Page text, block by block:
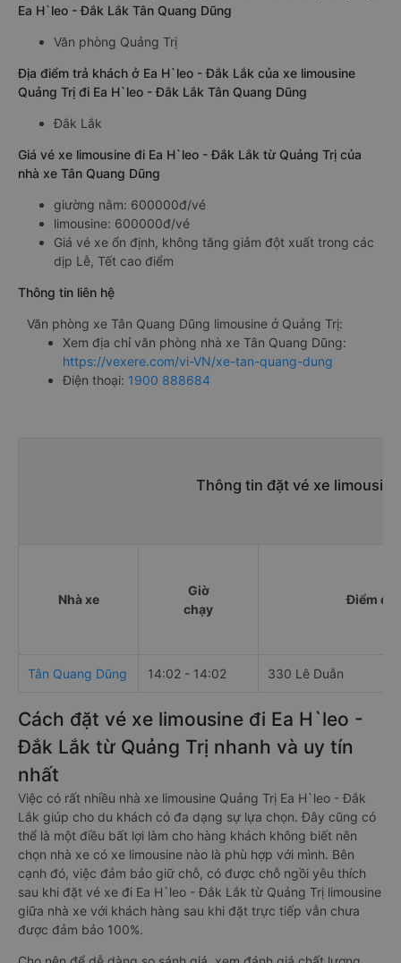
Ea H`leo - Đắk Lắk Tân Quang Dũng
Văn phòng Quảng Trị
Địa điểm trả khách ở Ea H`leo - Đắk Lắk của xe limousine
Quảng Trị đi Ea H`leo - Đắk Lắk Tân Quang Dũng
Đắk Lắk
Giá vé xe limousine đi Ea H`leo - Đắk Lắk từ Quảng Trị của
nhà xe Tân Quang Dũng
giường nằm: 600000đ/vé
limousine: 600000đ/vé
Giá vé xe ổn định, không tăng giảm đột xuất trong các
dịp Lễ, Tết cao điểm
Thông tin liên hệ
Văn phòng xe Tân Quang Dũng limousine ở Quảng Trị:
Xem địa chỉ văn phòng nhà xe Tân Quang Dũng:
https://vexere.com/vi-VN/xe-tan-quang-dung
Điện thoại: 1900 888684
Thông tin đặt vé xe
Nhà xe
Giờ
chạy
Điểm đi
Tân Quang Dũng 14:02 - 14:02 330 Lê Duẫn
Cách đặt vé xe limousine đi Ea H`leo -
Đắk Lắk từ Quảng Trị nhanh và uy tín
nhất
Việc có rất nhiều nhà xe limousine Quảng Trị Ea H`leo - Đắk
Lắk giúp cho du khách có đa dạng sự lựa chọn. Đây cũng có
thể là một điều bất lợi làm cho hàng khách không biết nên
chọn nhà xe có xe limousine nào là phù hợp với mình. Bên
cạnh đó, việc đảm bảo giữ chỗ, có được chỗ ngồi yêu thích
sau khi đặt vé xe đi Ea H`leo - Đắk Lắk từ Quảng Trị limousine
giữa nhà xe với khách hàng sau khi đặt trực tiếp vẫn chưa
được đảm bảo 100%.